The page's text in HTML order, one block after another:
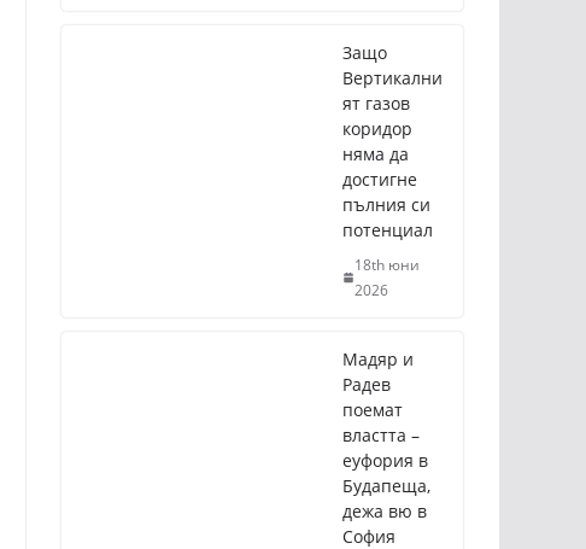
Защо
Вертикални
ят газов
коридор
няма да
достигне
пълния си
потенциал
18th юни
2026
Мадяр и
Радев
поемат
властта –
еуфория в
Будапеща,
дежа вю в
София